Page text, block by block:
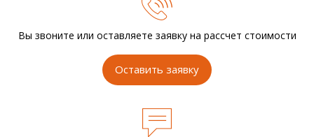
Вы звоните или оставляете заявку на рассчет стоимости
Оставить заявку